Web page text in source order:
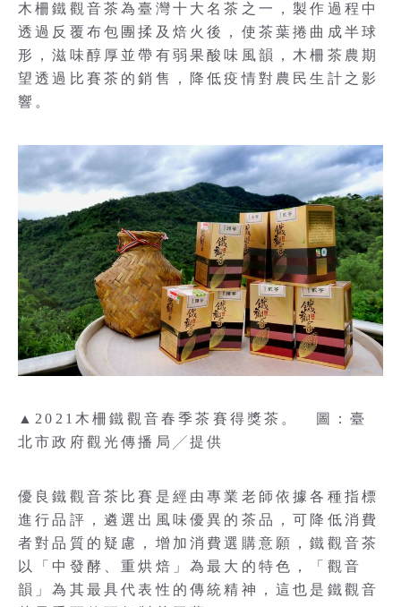
木柵鐵觀音茶為臺灣十大名茶之一，製作過程中
透過反覆布包團揉及焙火後，使茶葉捲曲成半球
形，滋味醇厚並帶有弱果酸味風韻，木柵茶農期
望透過比賽茶的銷售，降低疫情對農民生計之影
響。
▲2021木柵鐵觀音春季茶賽得獎茶。 圖：臺
北市政府觀光傳播局╱提供
優良鐵觀音茶比賽是經由專業老師依據各種指標
進行品評，遴選出風味優異的茶品，可降低消費
者對品質的疑慮，增加消費選購意願，鐵觀音茶
以「中發酵、重烘焙」為最大的特色，「觀音
韻」為其最具代表性的傳統精神，這也是鐵觀音